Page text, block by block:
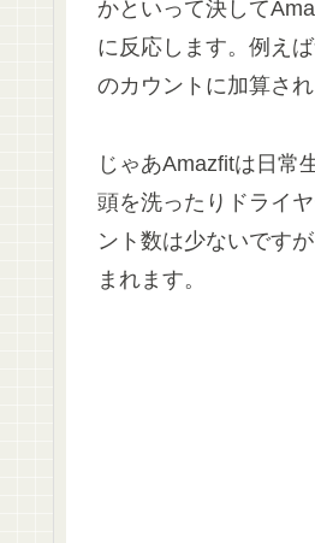
かといって決して
に反応します。例え
のカウントに加算され
じゃあAmazfitは日常
頭を洗ったりドライ
ント数は少ないです
まれます。